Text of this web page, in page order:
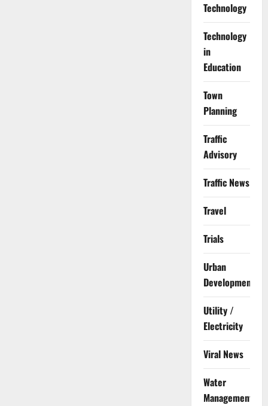
Technology
Technology
in
Education
Town
Planning
Traffic
Advisory
Traffic News
Travel
Trials
Urban
Development
Utility /
Electricity
Viral News
Water
Management